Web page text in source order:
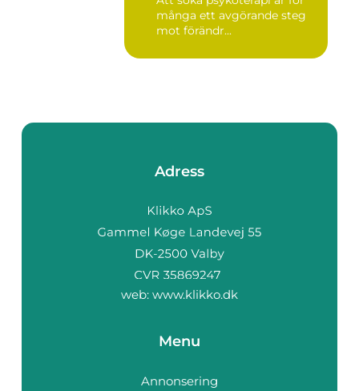
många ett avgörande steg
mot förändr...
Adress
web: www.klikko.dk
Menu
Annonsering